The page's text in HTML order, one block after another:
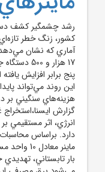
رشد چشمگير کشف
کشور، زنگ خطر
آماري که نشان
17 هزار
پنج برابر افزايش
اين روند مي‌تواند
هزينه‌هاي سنگيني بر
گزارش ايسنا،استخراج
انرژي، اثر مستقيمي
دارد. براساس
ماينر
بار تابستاني،